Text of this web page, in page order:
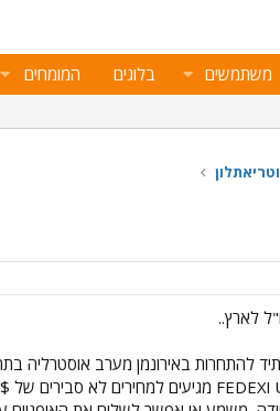
משתמשים בלוגים המומחים
לארץ..
להתחרות באירונמן מערב אוסטרליה